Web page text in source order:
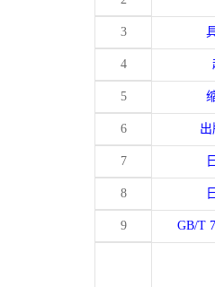
3
4
5
6
7
8
9 GB/T